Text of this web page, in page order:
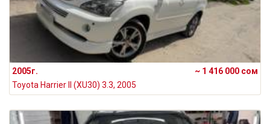
2005г.
~ 1 416 000 сом
Toyota Harrier II (XU30) 3.3, 2005